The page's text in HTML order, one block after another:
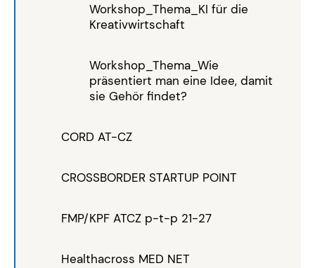
Workshop_Thema_KI für die
Kreativwirtschaft
Workshop_Thema_Wie
präsentiert man eine Idee, damit
sie Gehör findet?
CORD AT-CZ
CROSSBORDER STARTUP POINT
FMP/KPF ATCZ p-t-p 21-27
Healthacross MED NET